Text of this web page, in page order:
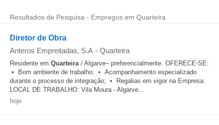
Resultados de Pesquisa - Empregos em Quarteira
Diretor de Obra
Anteros Empreitadas, S.A - Quarteira
Residente em Quarteira/ Algarve– preferencialmente. OFERECE-SE:
• Bom ambiente de trabalho; • Acompanhamento especializado
durante o processo de integração; • Regalias em vigor na Empresa.
LOCAL DE TRABALHO: Vila Moura - Algarve...
hoje